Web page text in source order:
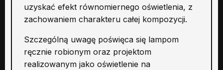
uzyskać efekt równomiernego oświetlenia, z
zachowaniem charakteru całej kompozycji.
Szczególną uwagę poświęca się lampom
ręcznie robionym oraz projektom
realizowanym jako oświetlenie na